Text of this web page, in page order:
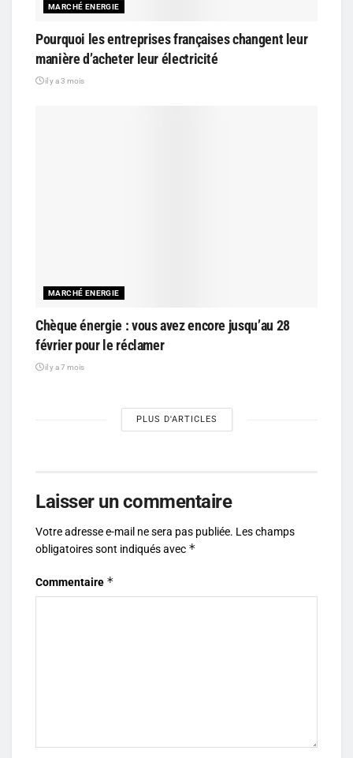
MARCHÉ ENERGIE
Pourquoi les entreprises françaises changent leur
manière d’acheter leur électricité
il y a 3 mois
MARCHÉ ENERGIE
Chèque énergie : vous avez encore jusqu’au 28
février pour le réclamer
il y a 7 mois
PLUS D'ARTICLES
Laisser un commentaire
Votre adresse e-mail ne sera pas publiée. Les champs
obligatoires sont indiqués avec *
Commentaire *